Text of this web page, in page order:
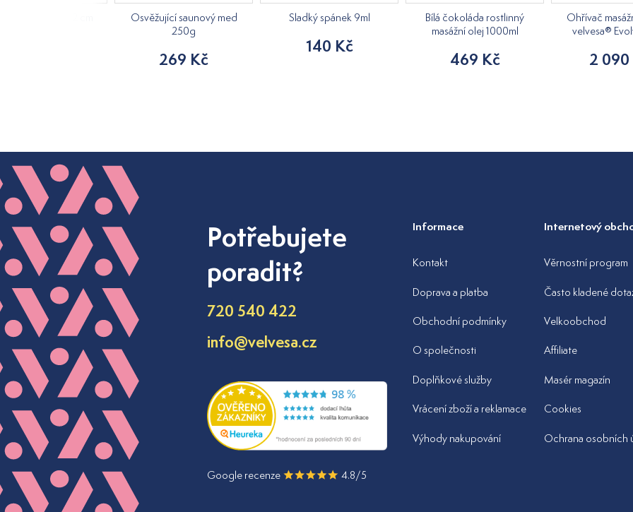
Osvěžující saunový med
250g
269 Kč
Sladký spánek 9ml
140 Kč
Bílá čokoláda rostlinný
masážní olej 1000ml
469 Kč
Ohřívač
velvesa®
2 090
Potřebujete
poradit?
720 540 422
info@velvesa.cz
Google recenze 4.8/5
Informace
Kontakt
Doprava a platba
Obchodní podmínky
O společnosti
Doplňkové služby
Vrácení zboží a reklamace
Výhody nakupování
Internetový
Věrnostní program
Často kladené
Velkoobchod
Affiliate
Masér magazín
Cookies
Ochrana osobních